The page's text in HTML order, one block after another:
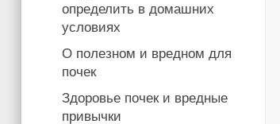
определить в домашних
условиях
О полезном и вредном для
почек
Здоровье почек и вредные
привычки